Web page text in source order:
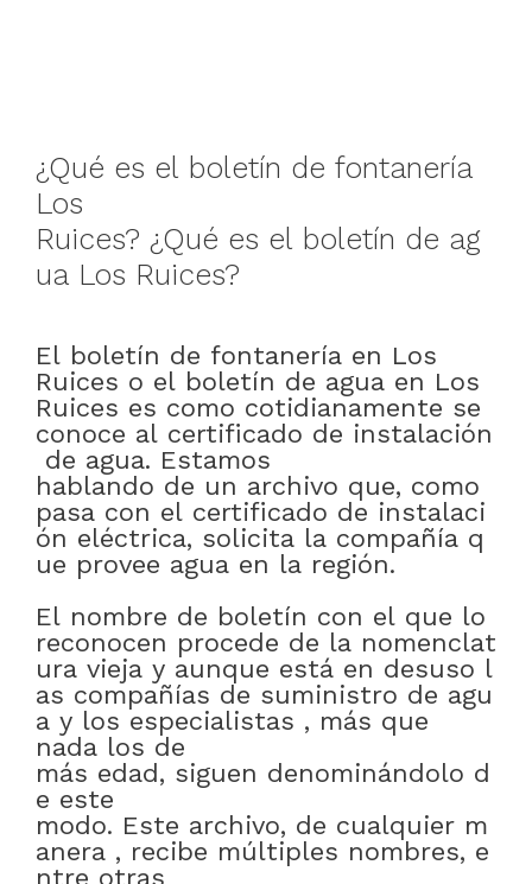
¿Qué es el boletín de fontanería
Los
Ruices? ¿Qué es el boletín de ag
ua Los Ruices?
El boletín de fontanería en Los
Ruices o el boletín de agua en Los
Ruices es como cotidianamente se
conoce al certificado de instalación
de agua. Estamos
hablando de un archivo que, como
pasa con el certificado de instalaci
ón eléctrica, solicita la compañía q
ue provee agua en la región.
El nombre de boletín con el que lo
reconocen procede de la nomenclat
ura vieja y aunque está en desuso l
as compañías de suministro de agu
a y los especialistas , más que
nada los de
más edad, siguen denominándolo d
e este
modo. Este archivo, de cualquier m
anera , recibe múltiples nombres, e
ntre otras